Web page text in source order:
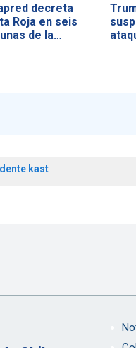
decreta
Roja en seis
de la…
kast